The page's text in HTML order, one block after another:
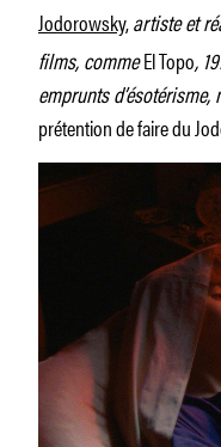
Jodorowsky,artiste et
films, commeEl Topo,
emprunts d’ésotérisme,
prétention de faire du